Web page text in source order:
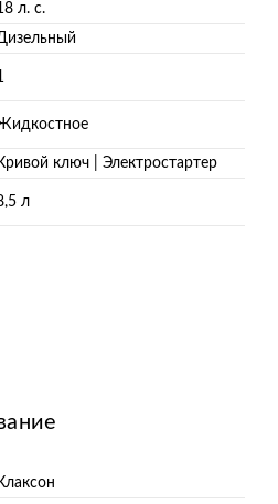
л. с.
ключ | Электростартер
л